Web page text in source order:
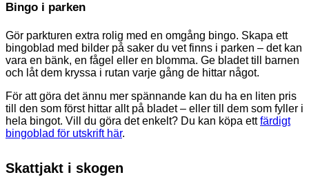
Bingo i parken
Gör parkturen extra rolig med en omgång bingo. Skapa ett
bingoblad med bilder på saker du vet finns i parken – det kan
vara en bänk, en fågel eller en blomma. Ge bladet till barnen
och låt dem kryssa i rutan varje gång de hittar något.
För att göra det ännu mer spännande kan du ha en liten pris
till den som först hittar allt på bladet – eller till dem som fyller i
hela bingot. Vill du göra det enkelt? Du kan köpa ettfärdigt
bingoblad för utskrift här.
Skattjakt i skogen